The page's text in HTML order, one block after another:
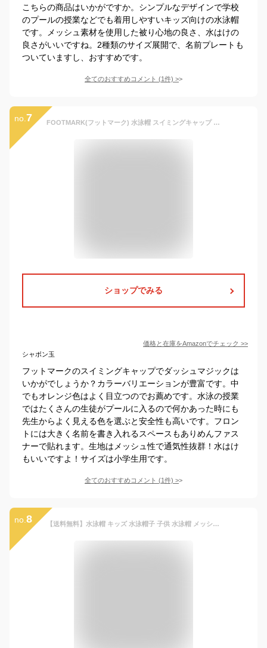
こちらの商品はいかがですか。シンプルなデザインで学校
のプールの授業などでも着用しやすいキッズ向けの水泳帽
です。メッシュ素材を使用した被り心地の良さ、水はけの
良さがいいですね。2種類のサイズ展開で、名前プレートも
ついていますし、おすすめです。
全てのおすすめコメント (1件) >
no. 7 FOOTMARK(フットマーク) 水泳帽 スイミングキャップ ダッシュマジック 101122 オレンジ(04) フリー
ショップでみる
価格と在庫をAmazonでチェック >>
シャボン玉
フットマークのスイミングキャップでダッシュマジックは
いかがでしょうか？カラーバリエーションが豊富です。中
でもオレンジ色はよく目立つのでお薦めです。水泳の授業
ではたくさんの生徒がプールに入るので何かあった時にも
先生からよく見える色を選ぶと安全性も高いです。フロン
トには大きく名前を書き入れるスペースもありめんファス
ナーで貼れます。生地はメッシュ性で通気性抜群！水はけ
もいいですよ！サイズは小学生用です。
全てのおすすめコメント (1件) >
no. 8 【送料無料】水泳帽 キッズ 水泳帽子 子供 水泳帽 メッシュ 水泳 帽子 スクール水着 キッズ スイムキャップ スイミングキャップ メッシュ 無地 子供用 大人用 学校用 小学生 男の子 女の子 白 赤 紺 ジュニア 子供水泳帽子 スクール水着 Mサイズ Lサイズ LLサイズ 8564